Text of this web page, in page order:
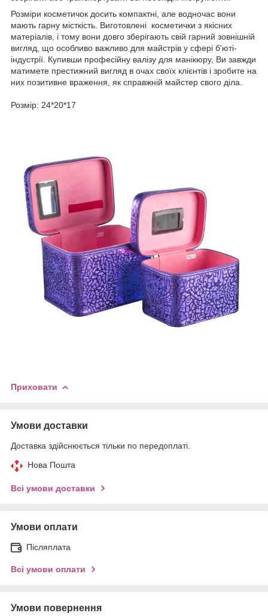
Розміри косметичок досить компактні, але водночас вони
мають гарну місткість. Виготовлені косметички з якісних
матеріалів, і тому вони довго зберігають свій гарний зовнішній
вигляд, що особливо важливо для майстрів у сфері б'юті-
індустрії. Купивши професійну валізу для манікюру, Ви завжди
матимете престижний вигляд в очах своїх клієнтів і зробите на
них позитивне враження, як справжній майстер свого діла.
Розмір: 24*20*17
Приховати
Умови доставки
Доставка здійснюється тільки по передоплаті.
Нова Пошта
Всі умови доставки
Умови оплати
Післяплата
Всі умови оплати
Умови повернення